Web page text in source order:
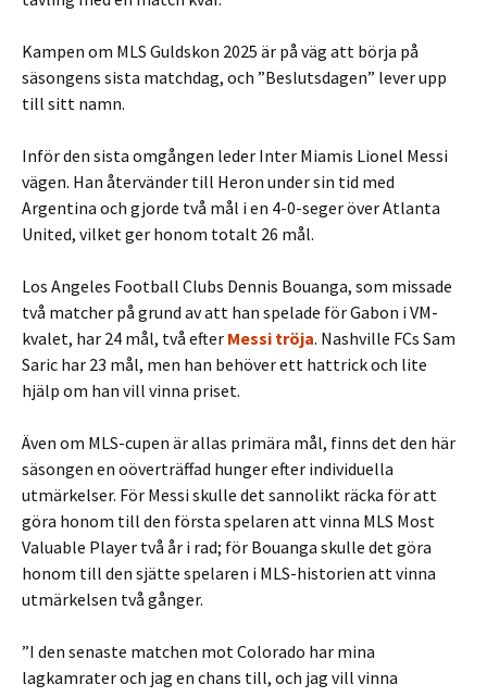
Kampen om MLS Guldskon 2025 är på väg att börja på
säsongens sista matchdag, och ”Beslutsdagen” lever upp
till sitt namn.
Inför den sista omgången leder Inter Miamis Lionel Messi
vägen. Han återvänder till Heron under sin tid med
Argentina och gjorde två mål i en 4-0-seger över Atlanta
United, vilket ger honom totalt 26 mål.
Los Angeles Football Clubs Dennis Bouanga, som missade
två matcher på grund av att han spelade för Gabon i VM-
kvalet, har 24 mål, två efter Messi tröja. Nashville FCs Sam
Saric har 23 mål, men han behöver ett hattrick och lite
hjälp om han vill vinna priset.
Även om MLS-cupen är allas primära mål, finns det den här
säsongen en oöverträffad hunger efter individuella
utmärkelser. För Messi skulle det sannolikt räcka för att
göra honom till den första spelaren att vinna MLS Most
Valuable Player två år i rad; för Bouanga skulle det göra
honom till den sjätte spelaren i MLS-historien att vinna
utmärkelsen två gånger.
”I den senaste matchen mot Colorado har mina
lagkamrater och jag en chans till, och jag vill vinna